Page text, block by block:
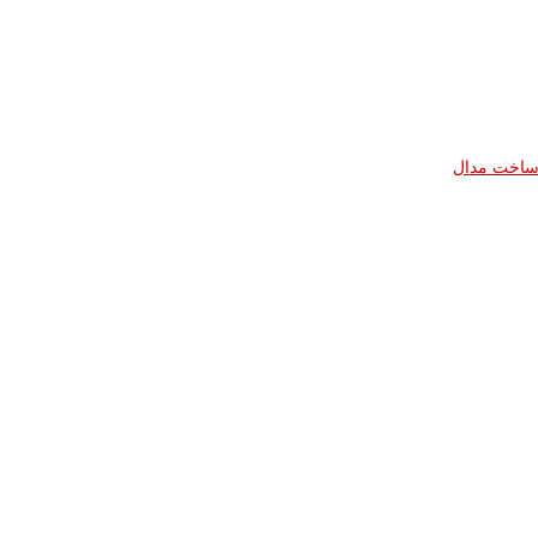
مدال